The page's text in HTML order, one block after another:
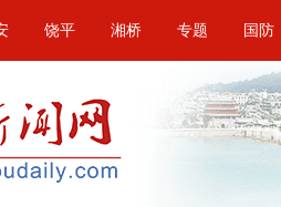
饶平 湘桥 专题 国防